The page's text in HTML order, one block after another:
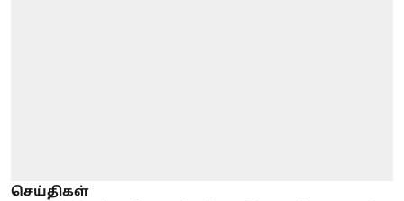
செய்திகள்